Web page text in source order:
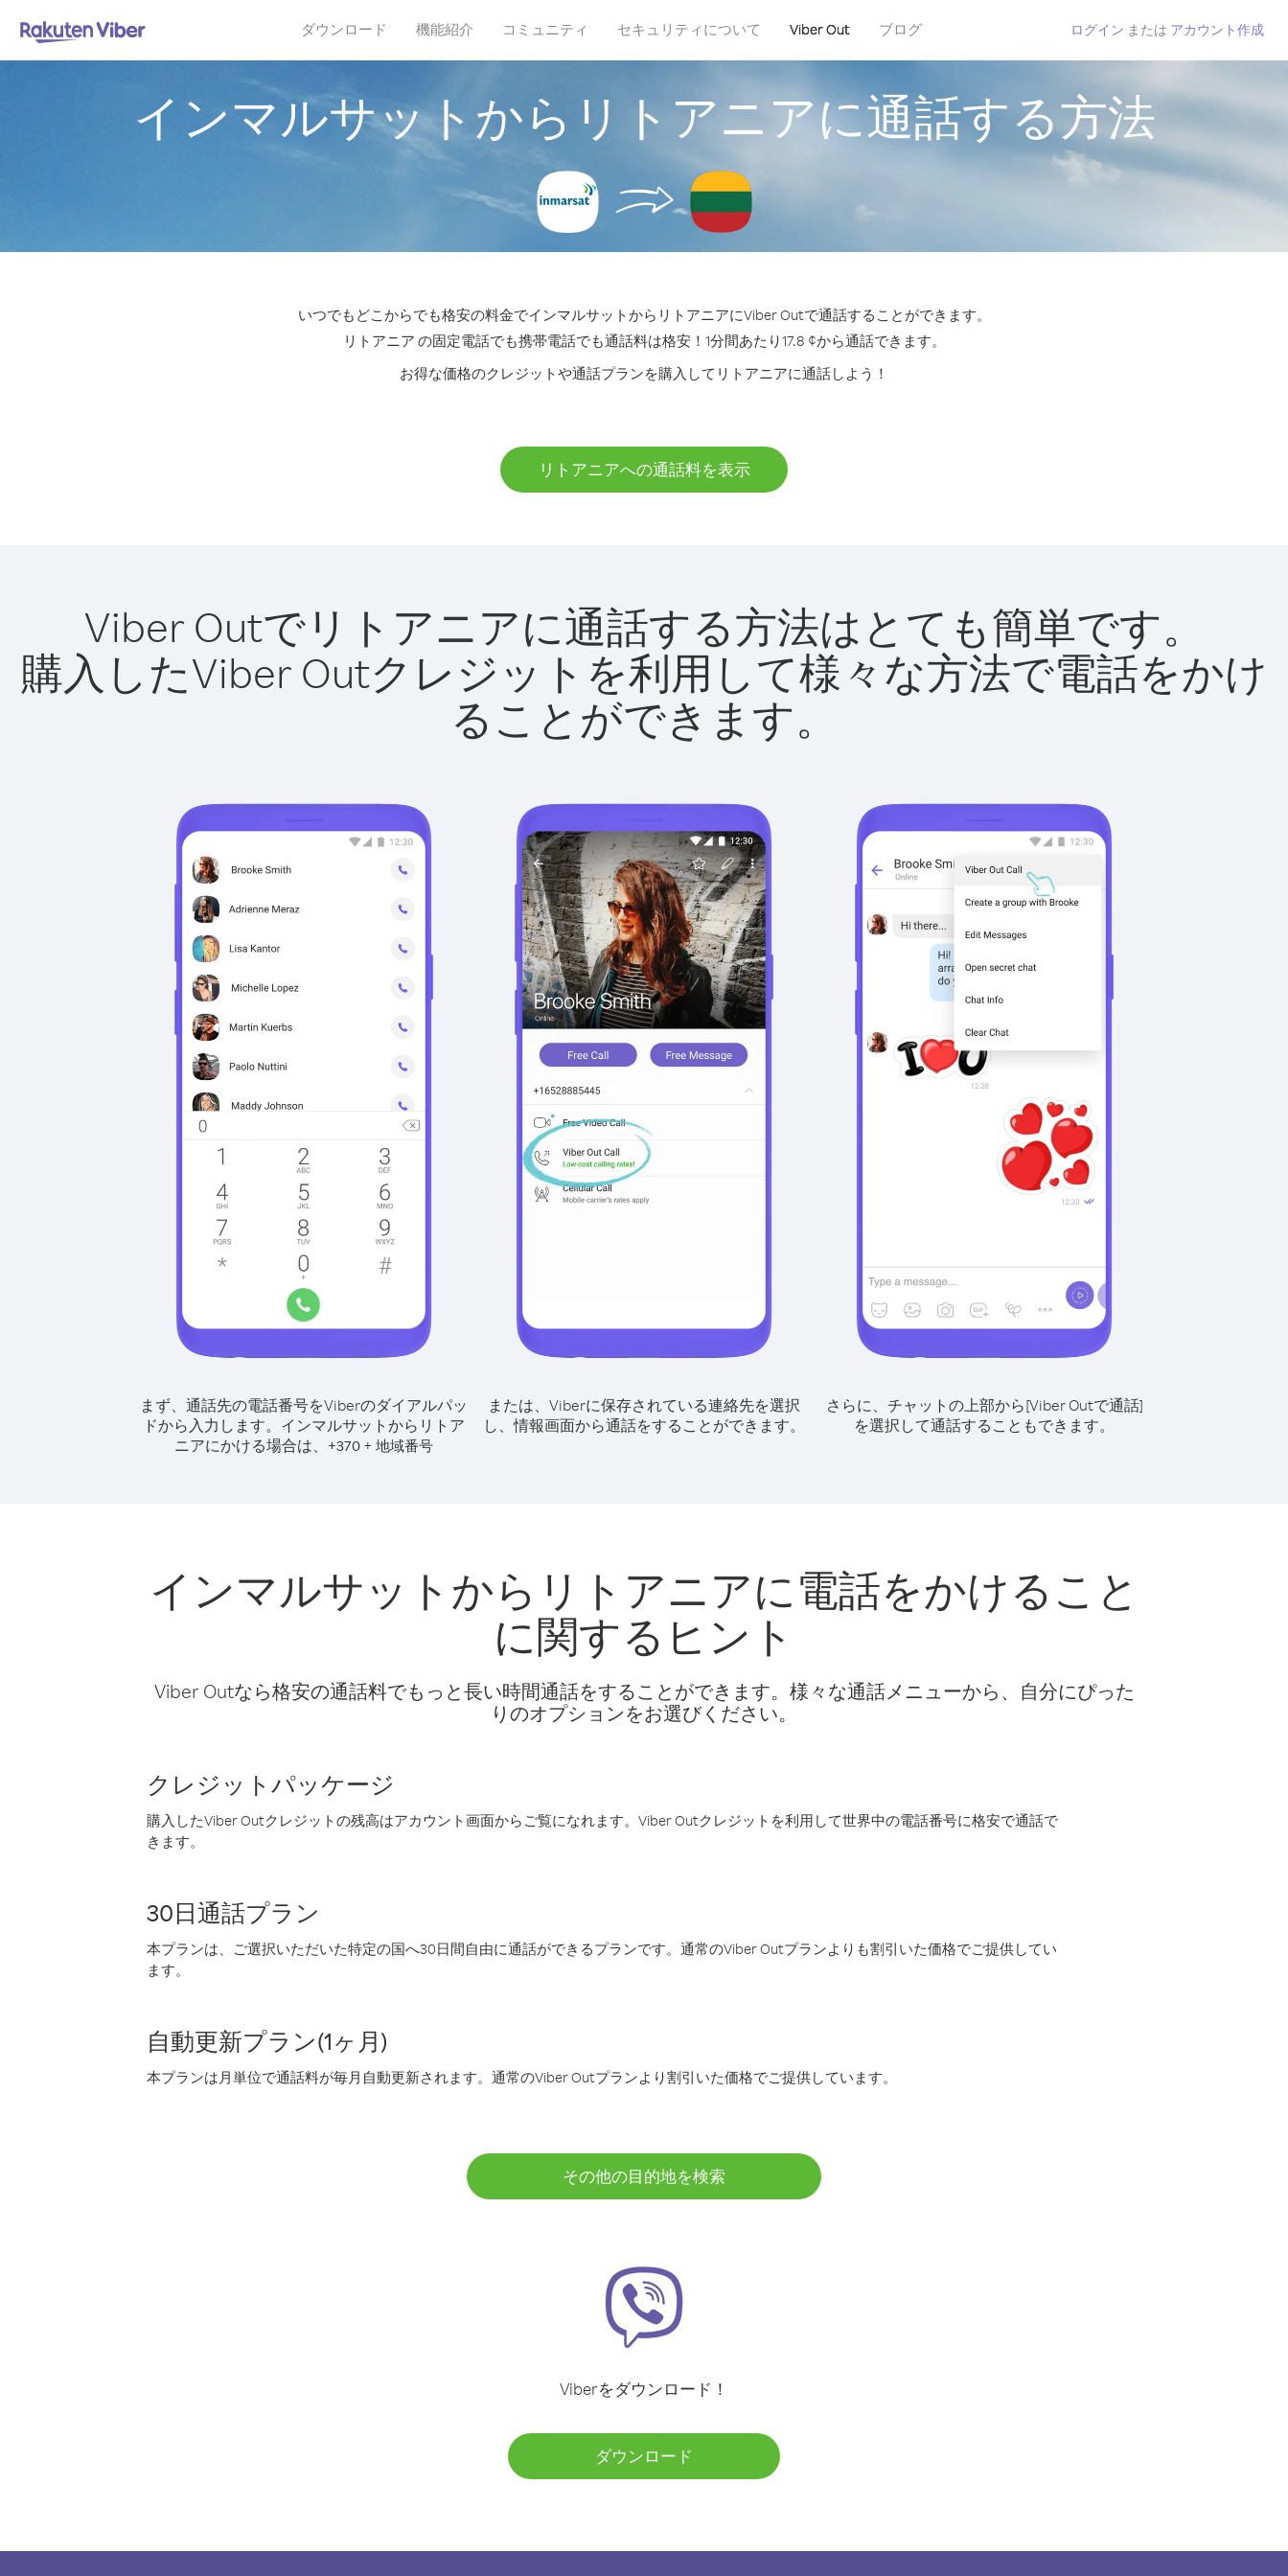
ダウンロード 機能紹介 コミュニティ セキュリティについて Viber Out ブログ ログイン または アカウント作成
インマルサットからリトアニアに通話する方法
いつでもどこからでも格安の料金でインマルサットからリトアニアにViber Outで通話することができます。
リトアニア の固定電話でも携帯電話でも通話料は格安！1分間あたり17.8 ¢から通話できます。
お得な価格のクレジットや通話プランを購入してリトアニアに通話しよう！
リトアニアへの通話料を表示
Viber Outでリトアニアに通話する方法はとても簡単です。
購入したViber Outクレジットを利用して様々な方法で電話をかけ
ることができます。
まず、通話先の電話番号をViberのダイアルパッ
ドから入力します。 インマルサットからリトア
ニアにかける場合は、 +370 + 地域番号
または、Viberに保存されている連絡先を選択
し、情報画面から通話をすることができます。
さらに、チャットの上部から[Viber Outで通話]
を選択して通話することもできます。
インマルサットからリトアニアに電話をかけること
に関するヒント
Viber Outなら格安の通話料でもっと長い時間通話をすることができます。様々な通話メニューから、自分にぴった
りのオプションをお選びください。
クレジットパッケージ
購入したViber Outクレジットの残高はアカウント画面からご覧になれます。Viber Outクレジットを利用して世界中の電話番号に格安で通話で
きます。
30日通話プラン
本プランは、ご選択いただいた特定の国へ30日間自由に通話ができるプランです。通常のViber Outプランよりも割引いた価格でご提供してい
ます。
自動更新プラン(1ヶ月)
本プランは月単位で通話料が毎月自動更新されます。通常のViber Outプランより割引いた価格でご提供しています。
その他の目的地を検索
Viberをダウンロード！
ダウンロード